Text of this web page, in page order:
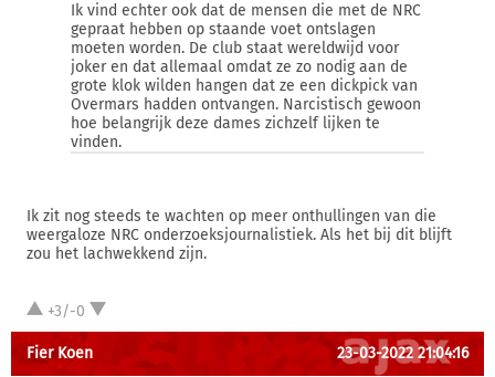
Ik vind echter ook dat de mensen die met de NRC
gepraat hebben op staande voet ontslagen
moeten worden. De club staat wereldwijd voor
joker en dat allemaal omdat ze zo nodig aan de
grote klok wilden hangen dat ze een dickpick van
Overmars hadden ontvangen. Narcistisch gewoon
hoe belangrijk deze dames zichzelf lijken te
vinden.
Ik zit nog steeds te wachten op meer onthullingen van die
weergaloze NRC onderzoeksjournalistiek. Als het bij dit blijft
zou het lachwekkend zijn.
+3/-0
Fier Koen 23-03-2022 21:04:16